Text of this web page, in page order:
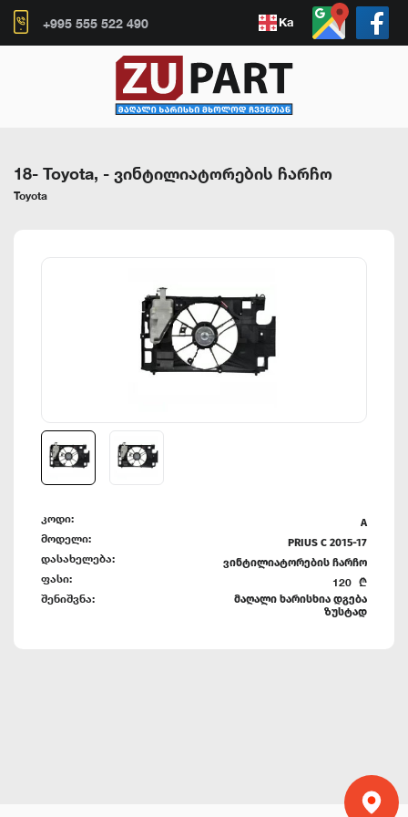
+995 555 522 490 Ka
18- Toyota, - ვინტილიატორების ჩარჩო
Toyota
კოდი: A
მოდელი: PRIUS C 2015-17
დასახელება: ვინტილიატორების ჩარჩო
ფასი: 120 ₾
შენიშვნა:
მაღალი ხარისხია დგება
ზუსტად